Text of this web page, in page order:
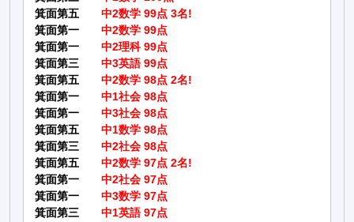
箕面第五
中2数学 99点 3名!
箕面第一
中2数学 99点
箕面第一
中2理科 99点
箕面第三
中3英語 99点
箕面第五
中2数学 98点 2名!
箕面第一
中1社会 98点
箕面第一
中3社会 98点
箕面第五
中1数学 98点
箕面第三
中2社会 98点
箕面第五
中2数学 97点 2名!
箕面第一
中2社会 97点
箕面第一
中3数学 97点
箕面第三
中1英語 97点